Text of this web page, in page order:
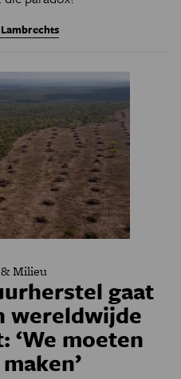
Milieu
gaat
wereldwijde
moeten